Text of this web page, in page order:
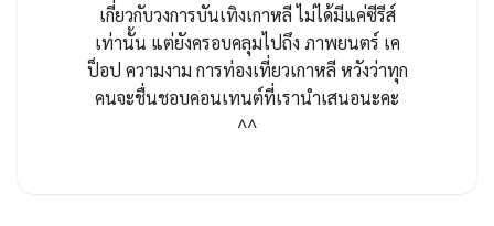
เกี่ยวกับวงการบันเทิงเกาหลี ไม่ได้มีแค่ซีรีส์
เท่านั้น แต่ยังครอบคลุมไปถึง ภาพยนตร์ เค
ป็อป ความงาม การท่องเที่ยวเกาหลี หวังว่าทุก
คนจะชื่นชอบคอนเทนต์ที่เรานำเสนอนะคะ
^^